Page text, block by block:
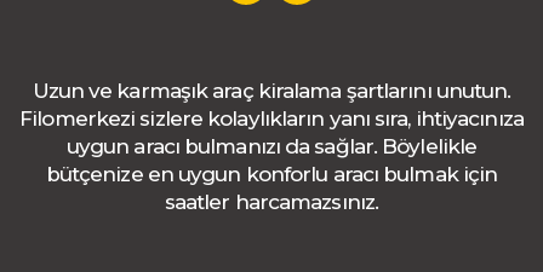
Uzun ve karmaşık araç kiralama şartlarını unutun.
Filomerkezi sizlere kolaylıkların yanı sıra, ihtiyacınıza
uygun aracı bulmanızı da sağlar. Böylelikle
bütçenize en uygun konforlu aracı bulmak için
saatler harcamazsınız.